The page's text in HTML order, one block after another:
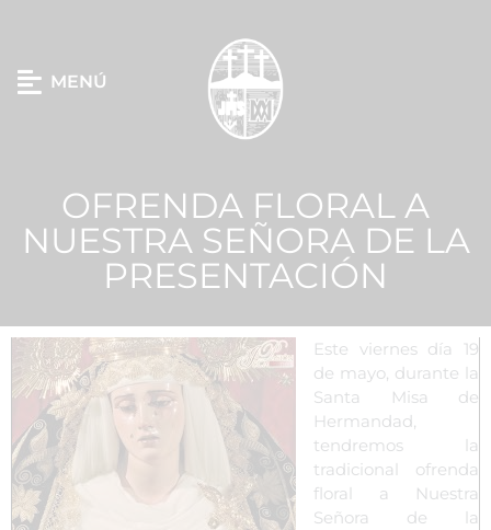
MENÚ
OFRENDA FLORAL A
NUESTRA SEÑORA DE LA
PRESENTACIÓN
Este viernes día 19
de mayo, durante la
Santa Misa de
Hermandad,
tendremos la
tradicional ofrenda
floral a Nuestra
Señora de la